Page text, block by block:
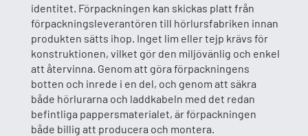
identitet. Förpackningen kan skickas platt från
förpackningsleverantören till hörlursfabriken innan
produkten sätts ihop. Inget lim eller tejp krävs för
konstruktionen, vilket gör den miljövänlig och enkel
att återvinna. Genom att göra förpackningens
botten och inrede i en del, och genom att säkra
både hörlurarna och laddkabeln med det redan
befintliga pappersmaterialet, är förpackningen
både billig att producera och montera.